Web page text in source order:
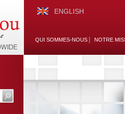
ENGLISH
QUI SOMMES-NOUS NOTRE